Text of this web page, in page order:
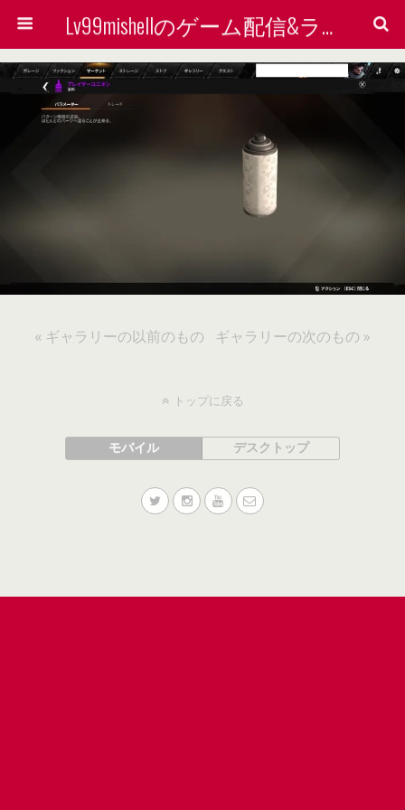
Lv99mishellのゲーム配信&ライン着せ替えで稼ぐ方法を検証する会
« ギャラリーの以前のもの ギャラリーの次のもの »
トップに戻る
モバイル デスクトップ